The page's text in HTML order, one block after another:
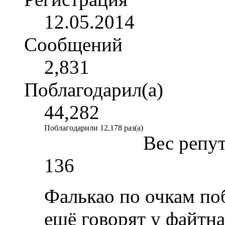
12.05.2014
Сообщений
2,831
Поблагодарил(а)
44,282
Поблагодарили 12,178 раз(а)
Вес
136
Фалькао по очкам
ещё говорят у